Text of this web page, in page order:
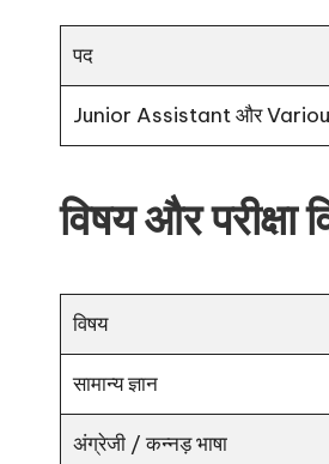
पद
Junior Assistant और
विषय और
विषय
सामान्य ज्ञान
अंग्रेजी / कन्नड़ भाषा